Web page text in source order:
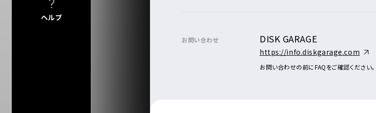
ヘルプ
お問い合わせ DISK GARAGE
https://info.diskgarage.com
お問い合わせの前にFAQをご確認ください。